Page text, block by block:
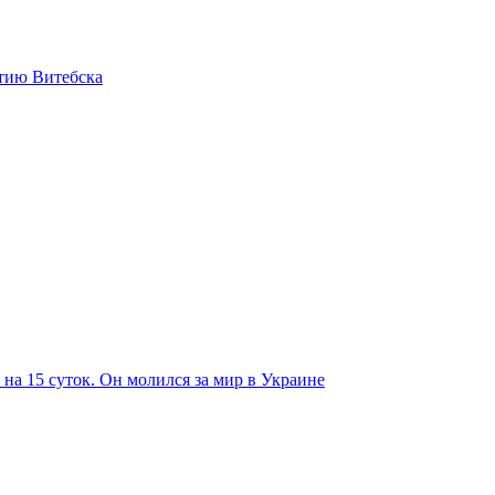
Витебска
15 суток. Он молился за мир в Украине